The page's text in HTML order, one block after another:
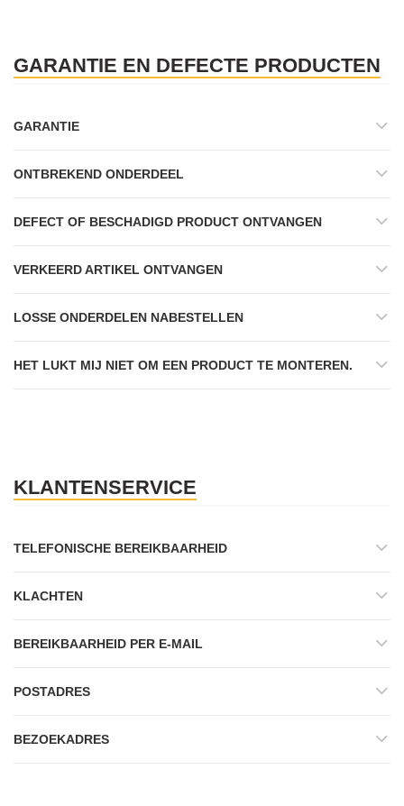
GARANTIE EN DEFECTE PRODUCTEN
GARANTIE
ONTBREKEND ONDERDEEL
DEFECT OF BESCHADIGD PRODUCT ONTVANGEN
VERKEERD ARTIKEL ONTVANGEN
LOSSE ONDERDELEN NABESTELLEN
HET LUKT MIJ NIET OM EEN PRODUCT TE MONTEREN.
KLANTENSERVICE
TELEFONISCHE BEREIKBAARHEID
KLACHTEN
BEREIKBAARHEID PER E-MAIL
POSTADRES
BEZOEKADRES